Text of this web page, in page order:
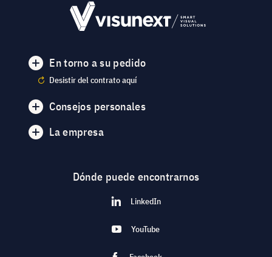
En torno a su pedido
Desistir del contrato aquí
Consejos personales
La empresa
Dónde puede encontrarnos
LinkedIn
YouTube